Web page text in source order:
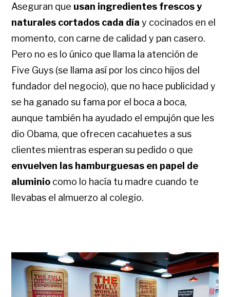
Aseguran que usan ingredientes frescos y
naturales cortados cada día y cocinados en el
momento, con carne de calidad y pan casero.
Pero no es lo único que llama la atención de
Five Guys (se llama así por los cinco hijos del
fundador del negocio), que no hace publicidad y
se ha ganado su fama por el boca a boca,
aunque también ha ayudado el empujón que les
dio Obama, que ofrecen cacahuetes a sus
clientes mientras esperan su pedido o que
envuelven las hamburguesas en papel de
aluminio como lo hacía tu madre cuando te
llevabas el almuerzo al colegio.